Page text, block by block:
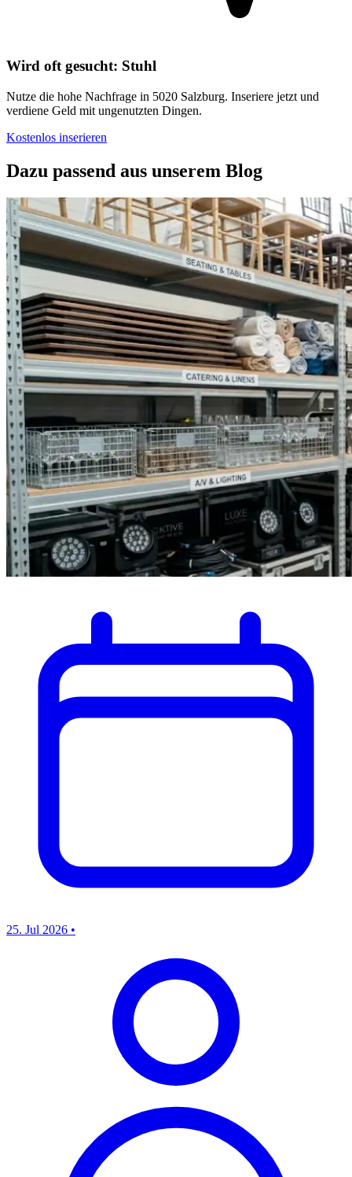
Wird oft gesucht: Stuhl
Nutze die hohe Nachfrage in 5020 Salzburg. Inseriere jetzt und
verdiene Geld mit ungenutzten Dingen.
Kostenlos inserieren
Dazu passend aus unserem Blog
25. Jul 2026 •